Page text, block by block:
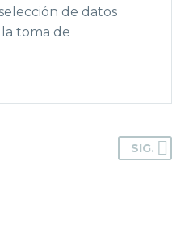
de datos
toma de
SIG.